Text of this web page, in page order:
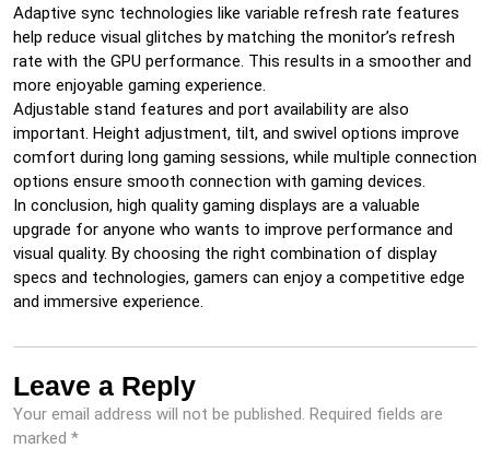
Adaptive sync technologies like variable refresh rate features
help reduce visual glitches by matching the monitor’s refresh
rate with the GPU performance. This results in a smoother and
more enjoyable gaming experience.
Adjustable stand features and port availability are also
important. Height adjustment, tilt, and swivel options improve
comfort during long gaming sessions, while multiple connection
options ensure smooth connection with gaming devices.
In conclusion, high quality gaming displays are a valuable
upgrade for anyone who wants to improve performance and
visual quality. By choosing the right combination of display
specs and technologies, gamers can enjoy a competitive edge
and immersive experience.
Leave a Reply
Your email address will not be published. Required fields are
marked *